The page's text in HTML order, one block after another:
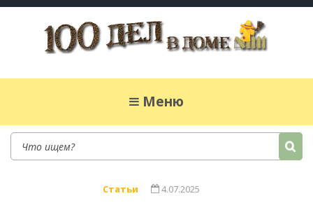
простые рецепты.Меню
Статьи 4.07.2025